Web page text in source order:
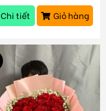
Chi tiết
Giỏ hàng